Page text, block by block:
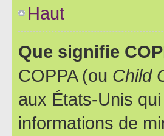
Haut
Que signifie
COPPA (ou Child
aux États-Unis
informations de